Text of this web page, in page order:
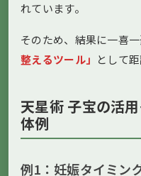
れています。
そのため、結果に一喜一
整えるツール」 として
天星術 子宝の活
体例
例1：妊娠タイミン